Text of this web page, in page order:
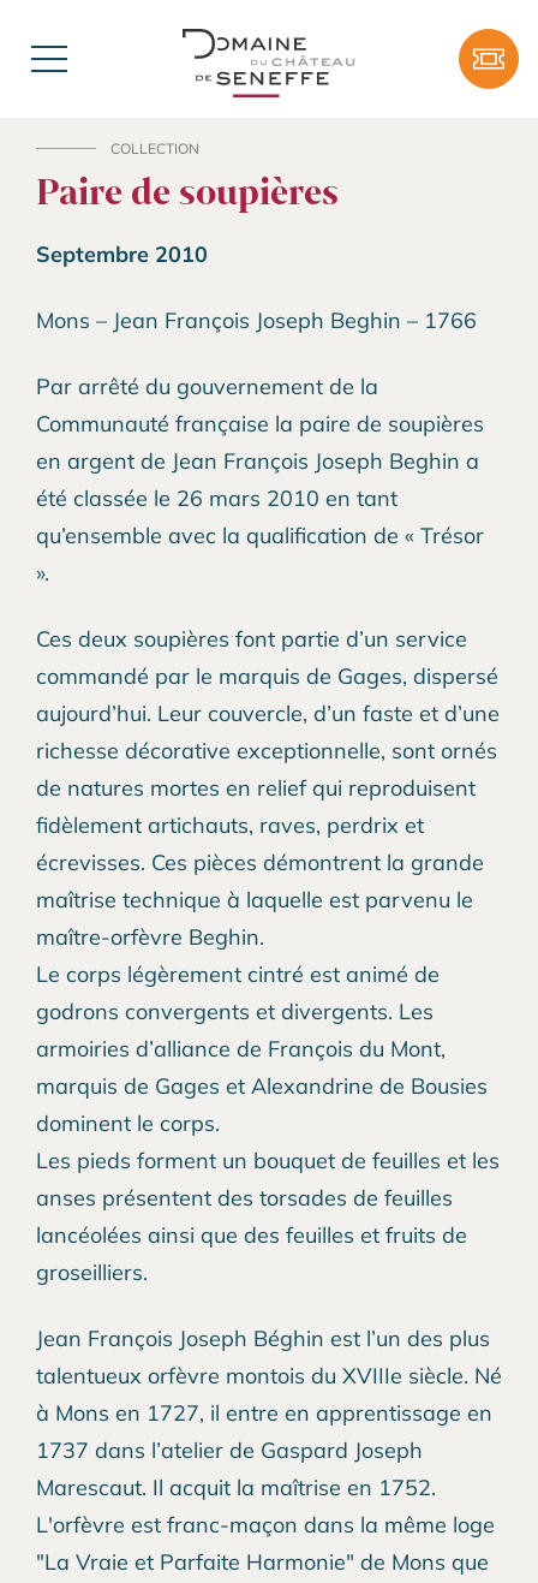
Menu
Paire de soupières
COLLECTION
Septembre 2010
Mons – Jean François Joseph Beghin – 1766
Par arrêté du gouvernement de la
Communauté française la paire de soupières
en argent de Jean François Joseph Beghin a
été classée le 26 mars 2010 en tant
qu’ensemble avec la qualification de « Trésor
».
Ces deux soupières font partie d’un service
commandé par le marquis de Gages, dispersé
aujourd’hui. Leur couvercle, d’un faste et d’une
richesse décorative exceptionnelle, sont ornés
de natures mortes en relief qui reproduisent
fidèlement artichauts, raves, perdrix et
écrevisses. Ces pièces démontrent la grande
maîtrise technique à laquelle est parvenu le
maître-orfèvre Beghin.
Le corps légèrement cintré est animé de
godrons convergents et divergents. Les
armoiries d’alliance de François du Mont,
marquis de Gages et Alexandrine de Bousies
dominent le corps.
Les pieds forment un bouquet de feuilles et les
anses présentent des torsades de feuilles
lancéolées ainsi que des feuilles et fruits de
groseilliers.
Jean François Joseph Béghin est l’un des plus
talentueux orfèvre montois du XVIIIe siècle. Né
à Mons en 1727, il entre en apprentissage en
1737 dans l’atelier de Gaspard Joseph
Marescaut. Il acquit la maîtrise en 1752.
L'orfèvre est franc-maçon dans la même loge
"La Vraie et Parfaite Harmonie" de Mons que